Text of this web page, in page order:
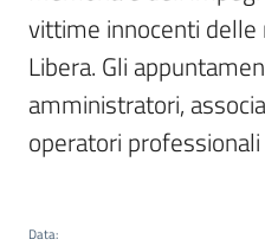
vittime innocenti delle
Libera. Gli
amministratori,
operatori
Data: